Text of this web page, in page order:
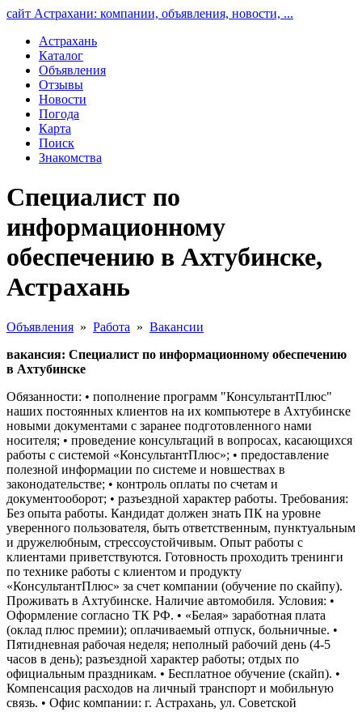
сайт Астрахани: компании, объявления, новости, ...
Астрахань
Каталог
Объявления
Отзывы
Новости
Погода
Карта
Поиск
Знакомства
Специалист по
информационному
обеспечению в Ахтубинске,
Астрахань
Объявления » Работа » Вакансии
вакансия: Специалист по информационному обеспечению
в Ахтубинске
Обязанности: • пополнение программ "КонсультантПлюс"
наших постоянных клиентов на их компьютере в Ахтубинске
новыми документами с заранее подготовленного нами
носителя; • проведение консультаций в вопросах, касающихся
работы с системой «КонсультантПлюс»; • предоставление
полезной информации по системе и новшествах в
законодательстве; • контроль оплаты по счетам и
документооборот; • разъездной характер работы. Требования:
Без опыта работы. Кандидат должен знать ПК на уровне
уверенного пользователя, быть ответственным, пунктуальным
и дружелюбным, стрессоустойчивым. Опыт работы с
клиентами приветствуются. Готовность проходить тренинги
по технике работы с клиентом и продукту
«КонсультантПлюс» за счет компании (обучение по скайпу).
Проживать в Ахтубинске. Наличие автомобиля. Условия: •
Оформление согласно ТК РФ. • «Белая» заработная плата
(оклад плюс премии); оплачиваемый отпуск, больничные. •
Пятидневная рабочая неделя; неполный рабочий день (4-5
часов в день); разъездной характер работы; отдых по
официальным праздникам. • Бесплатное обучение (скайп). •
Компенсация расходов на личный транспорт и мобильную
связь. • Офис компании: г. Астрахань, ул. Советской